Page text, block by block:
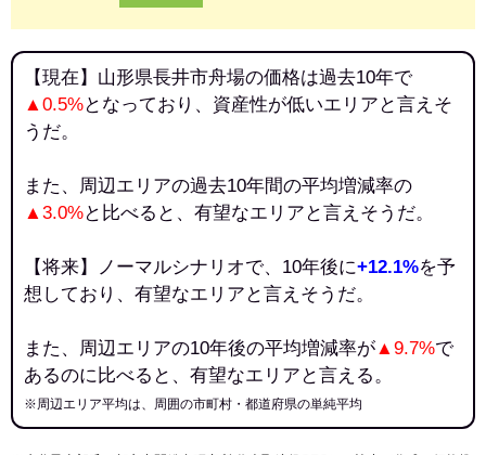
【現在】山形県長井市舟場の価格は過去10年で
▲0.5%となっており、資産性が低いエリアと言えそ
うだ。
また、周辺エリアの過去10年間の平均増減率の
▲3.0%と比べると、有望なエリアと言えそうだ。
【将来】ノーマルシナリオで、10年後に+12.1%を予
想しており、有望なエリアと言えそうだ。
また、周辺エリアの10年後の平均増減率が▲9.7%で
あるのに比べると、有望なエリアと言える。
※周辺エリア平均は、周囲の市町村・都道府県の単純平均